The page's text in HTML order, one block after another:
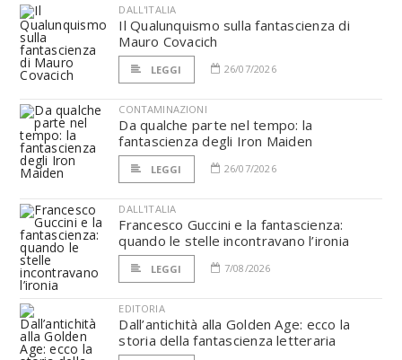
DALL'ITALIA
Il Qualunquismo sulla fantascienza di
Mauro Covacich
LEGGI 26/07/2026
CONTAMINAZIONI
Da qualche parte nel tempo: la
fantascienza degli Iron Maiden
LEGGI 26/07/2026
DALL'ITALIA
Francesco Guccini e la fantascienza:
quando le stelle incontravano l’ironia
LEGGI 7/08/2026
EDITORIA
Dall’antichità alla Golden Age: ecco la
storia della fantascienza letteraria